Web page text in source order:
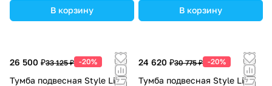
В корзину
В корзину
26 500 ₽33 125 ₽ -20%
Тумба подвесная Style Line
24 620 ₽30 775 ₽ -20%
Тумба подвесная Style Line